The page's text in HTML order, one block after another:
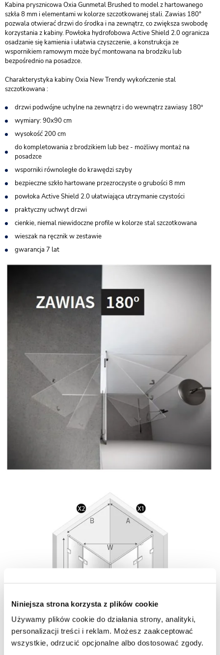
Niniejsza strona korzysta z plików cookie
Używamy plików cookie do działania strony, analityki,
personalizacji treści i reklam. Możesz zaakceptować
wszystkie, odrzucić opcjonalne albo dostosować zgody.
Kabina prysznicowa Oxia Gunmetal Brushed to model z hartowanego
szkła 8 mm i elementami w kolorze szczotkowanej stali. Zawias 180°
pozwala otwierać drzwi do środka i na zewnątrz, co zwiększa swobodę
korzystania z kabiny. Powłoka hydrofobowa Active Shield 2.0 ogranicza
osadzanie się kamienia i ułatwia czyszczenie, a konstrukcja ze
wspornikiem ramowym może być montowana na brodziku lub
bezpośrednio na posadzce.
Charakterystyka kabiny Oxia New Trendy wykończenie stal
szczotkowana :
drzwi podwójne uchylne na zewnątrz i do wewnątrz zawiasy 180º
wymiary: 90x90 cm
wysokość 200 cm
do kompletowania z brodzikiem lub bez - możliwy montaż na
posadzce
wsporniki równoległe do krawędzi szyby
bezpieczne szkło hartowane przezroczyste o grubości 8 mm
powłoka Active Shield 2.0 ułatwiająca utrzymanie czystości
praktyczny uchwyt drzwi
cienkie, niemal niewidoczne profile w kolorze stal szczotkowana
wieszak na ręcznik w zestawie
gwarancja 7 lat